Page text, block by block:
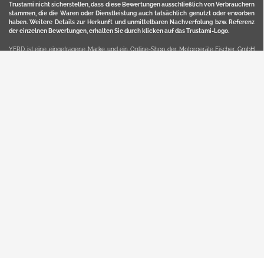
Trustami nicht sicherstellen, dass diese Bewertungen ausschließlich von Verbrauchern
stammen, die die Waren oder Dienstleistung auch tatsächlich genutzt oder erworben
haben. Weitere Details zur Herkunft und unmittelbaren Nachverfolung bzw. Referenz
der einzelnen Bewertungen, erhalten Sie durch klicken auf das Trustami-Logo.
YERD ist eine eingetragene Marke und ein Online-Shop der Motorgeräte Fischer GmbH